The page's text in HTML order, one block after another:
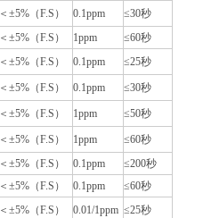
＜±5%（F.S） 0.1ppm
≤30秒
＜±5%（F.S） 1ppm
≤60秒
＜±5%（F.S） 0.1ppm
≤25秒
＜±5%（F.S） 0.1ppm
≤30秒
＜±5%（F.S） 1ppm
≤50秒
＜±5%（F.S） 1ppm
≤60秒
＜±5%（F.S） 0.1ppm
≤200秒
＜±5%（F.S） 0.1ppm
≤60秒
＜±5%（F.S） 0.01/1ppm ≤25秒